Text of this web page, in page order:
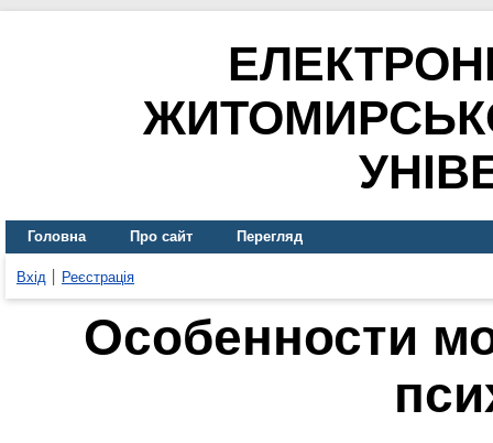
Головна Про сайт Перегляд
Вхід Реєстрація
Особенности